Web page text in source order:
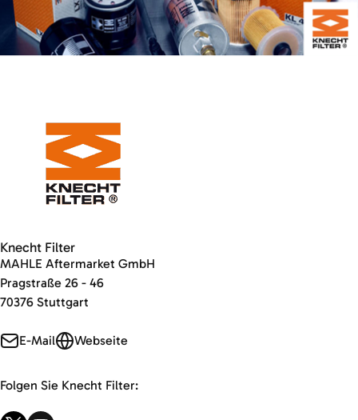
Knecht Filter
MAHLE Aftermarket GmbH
Pragstraße 26 - 46
70376 Stuttgart
E-Mail Webseite
Folgen Sie Knecht Filter: